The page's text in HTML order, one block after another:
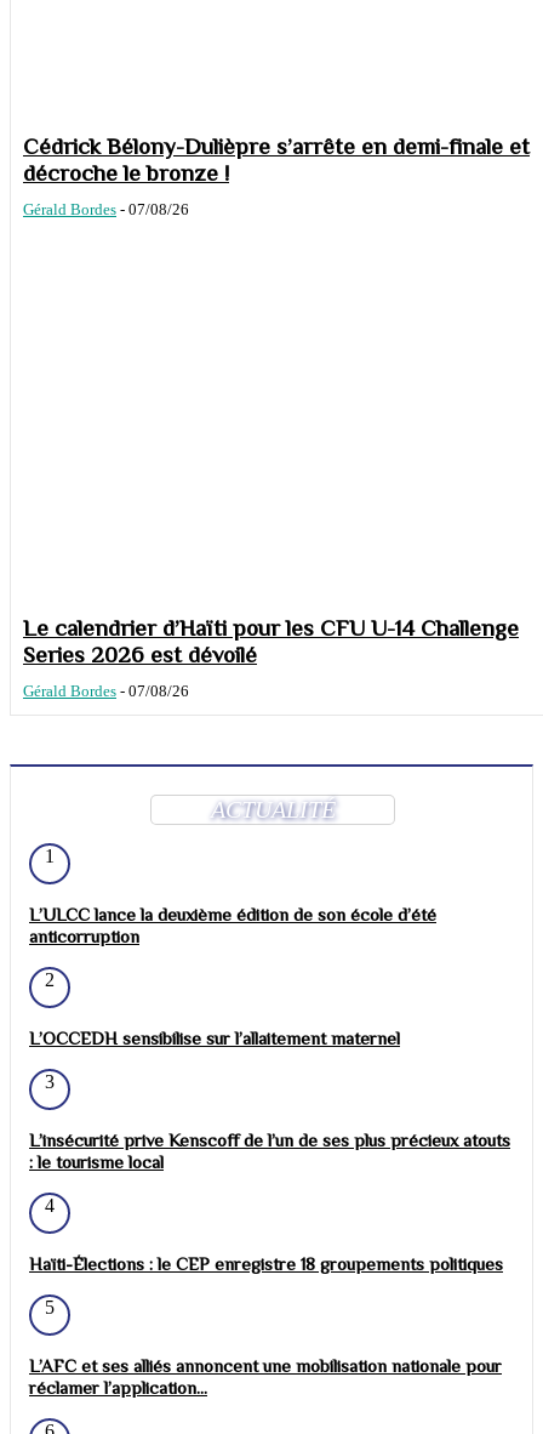
Cédrick Bélony-Dulièpre s’arrête en demi-finale et
décroche le bronze !
Gérald Bordes - 07/08/26
Le calendrier d’Haïti pour les CFU U-14 Challenge
Series 2026 est dévoilé
Gérald Bordes - 07/08/26
ACTUALITÉ
1
L’ULCC lance la deuxième édition de son école d’été
anticorruption
2
L’OCCEDH sensibilise sur l’allaitement maternel
3
L’insécurité prive Kenscoff de l’un de ses plus précieux atouts
: le tourisme local
4
Haïti-Élections : le CEP enregistre 18 groupements politiques
5
L’AFC et ses alliés annoncent une mobilisation nationale pour
réclamer l’application...